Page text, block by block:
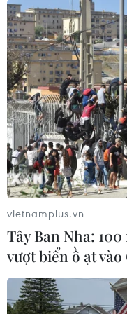
#Philippines #Xe hơi
Theo dõi VietnamPlus
vietnamplus.vn
Tây Ban Nha:
vượt biển ồ ạt vào